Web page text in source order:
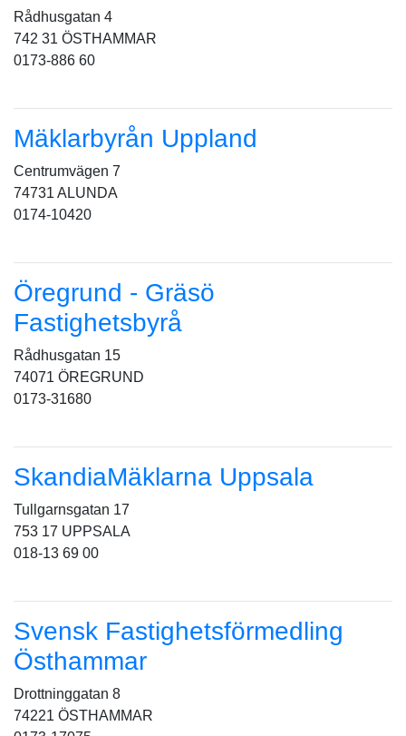
Rådhusgatan 4
742 31 ÖSTHAMMAR
0173-886 60
Mäklarbyrån Uppland
Centrumvägen 7
74731 ALUNDA
0174-10420
Öregrund - Gräsö
Fastighetsbyrå
Rådhusgatan 15
74071 ÖREGRUND
0173-31680
SkandiaMäklarna Uppsala
Tullgarnsgatan 17
753 17 UPPSALA
018-13 69 00
Svensk Fastighetsförmedling
Östhammar
Drottninggatan 8
74221 ÖSTHAMMAR